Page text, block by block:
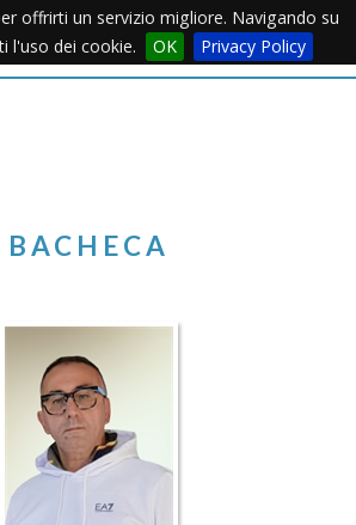
offrirti un servizio migliore. Navigando su
l'uso dei cookie.
OK Privacy PolicyMenu
BACHECA